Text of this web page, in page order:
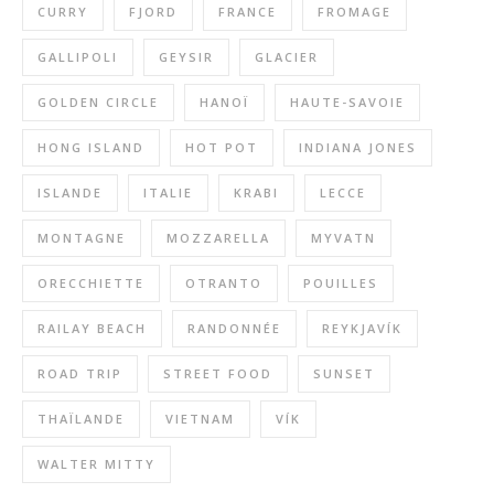
CURRY FJORD FRANCE FROMAGE
GALLIPOLI GEYSIR GLACIER
GOLDEN CIRCLE HANOÏ HAUTE-SAVOIE
HONG ISLAND HOT POT INDIANA JONES
ISLANDE ITALIE KRABI LECCE
MONTAGNE MOZZARELLA MYVATN
ORECCHIETTE OTRANTO POUILLES
RAILAY BEACH RANDONNÉE REYKJAVÍK
ROAD TRIP STREET FOOD SUNSET
THAÏLANDE VIETNAM VÍK
WALTER MITTY